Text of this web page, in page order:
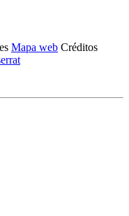
Mapa web Créditos